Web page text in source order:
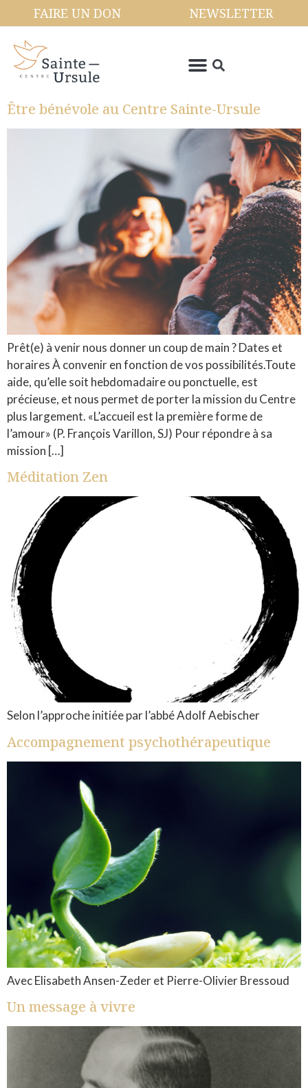
FAIRE UN DON NEWSLETTER
Être bénévole au Centre Sainte-Ursule
Prêt(e) à venir nous donner un coup de main ? Dates et
horaires À convenir en fonction de vos possibilités.Toute
aide, qu’elle soit hebdomadaire ou ponctuelle, est
précieuse, et nous permet de porter la mission du Centre
plus largement. «L’accueil est la première forme de
l’amour» (P. François Varillon, SJ) Pour répondre à sa
mission […]
Méditation Zen
Selon l’approche initiée par l’abbé Adolf Aebischer
Accompagnement psychothérapeutique
Avec Elisabeth Ansen-Zeder et Pierre-Olivier Bressoud
Un message à vivre